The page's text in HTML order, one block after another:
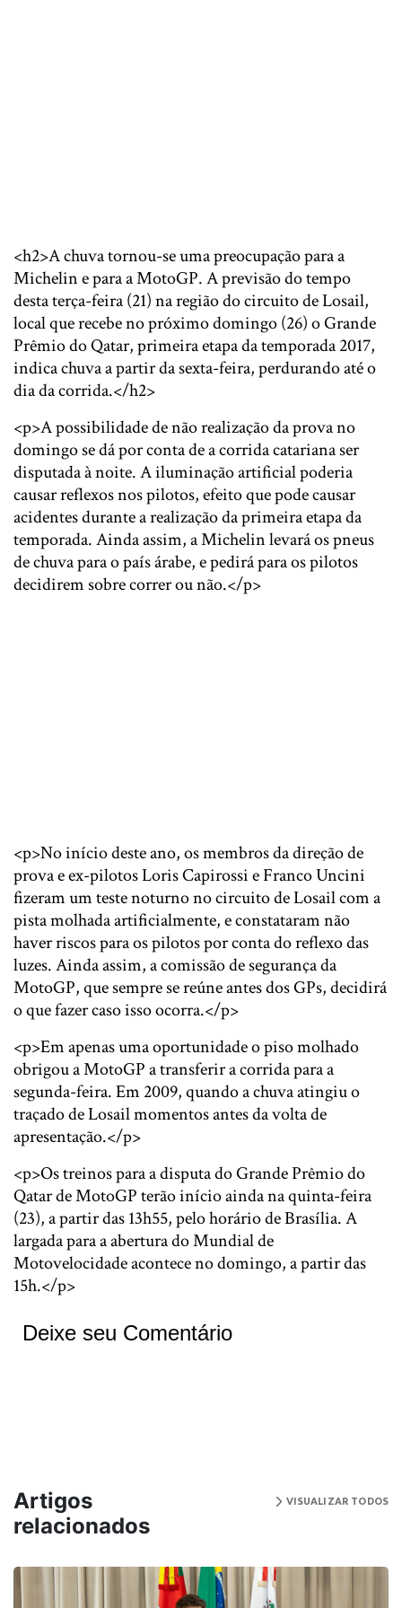
<h2>A chuva tornou-se uma preocupação para a
Michelin e para a MotoGP. A previsão do tempo
desta terça-feira (21) na região do circuito de Losail,
local que recebe no próximo domingo (26) o Grande
Prêmio do Qatar, primeira etapa da temporada 2017,
indica chuva a partir da sexta-feira, perdurando até o
dia da corrida.</h2>
<p>A possibilidade de não realização da prova no
domingo se dá por conta de a corrida catariana ser
disputada à noite. A iluminação artificial poderia
causar reflexos nos pilotos, efeito que pode causar
acidentes durante a realização da primeira etapa da
temporada. Ainda assim, a Michelin levará os pneus
de chuva para o país árabe, e pedirá para os pilotos
decidirem sobre correr ou não.</p>
<p>No início deste ano, os membros da direção de
prova e ex-pilotos Loris Capirossi e Franco Uncini
fizeram um teste noturno no circuito de Losail com a
pista molhada artificialmente, e constataram não
haver riscos para os pilotos por conta do reflexo das
luzes. Ainda assim, a comissão de segurança da
MotoGP, que sempre se reúne antes dos GPs, decidirá
o que fazer caso isso ocorra.</p>
<p>Em apenas uma oportunidade o piso molhado
obrigou a MotoGP a transferir a corrida para a
segunda-feira. Em 2009, quando a chuva atingiu o
traçado de Losail momentos antes da volta de
apresentação.</p>
<p>Os treinos para a disputa do Grande Prêmio do
Qatar de MotoGP terão início ainda na quinta-feira
(23), a partir das 13h55, pelo horário de Brasília. A
largada para a abertura do Mundial de
Motovelocidade acontece no domingo, a partir das
15h.</p>
Deixe seu Comentário
Artigos
relacionados
VISUALIZAR TODOS